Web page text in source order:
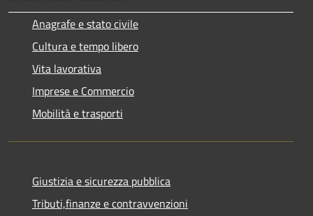
Anagrafe e stato civile
Cultura e tempo libero
Vita lavorativa
Imprese e Commercio
Mobilità e trasporti
Giustizia e sicurezza pubblica
Tributi,finanze e contravvenzioni